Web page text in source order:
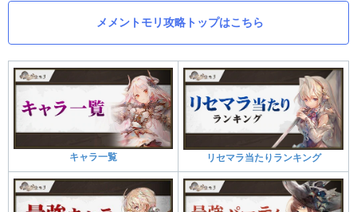
メメントモリ攻略トップはこちら
キャラ一覧 リセマラ当たりランキング